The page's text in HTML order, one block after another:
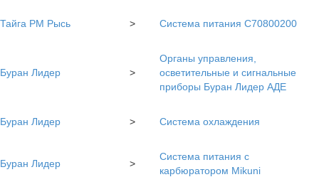
Тайга РМ Рысь > Система питания C70800200
Буран Лидер >
Органы управления,
осветительные и сигнальные
приборы Буран Лидер АДЕ
Буран Лидер > Система охлаждения
Буран Лидер >
Система питания с
карбюратором Mikuni